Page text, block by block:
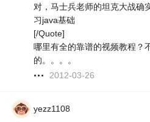
对，马士兵老师的坦克大战确
习java基础
[/Quote]
哪里有全的靠谱的视频教程？
的。。。。
2012-03-26
yezz1108